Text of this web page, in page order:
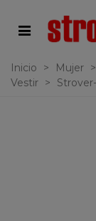
Inicio > Mujer >
Vestir >